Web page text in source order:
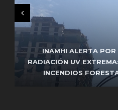
INAMHI ALERTA POR
RADIACIÓN UV
INCENDIOS
FUNCIONARIO DEL
ASESINADO EN
FRENTE DE
UNIDAD POPULAR
DE PABEL